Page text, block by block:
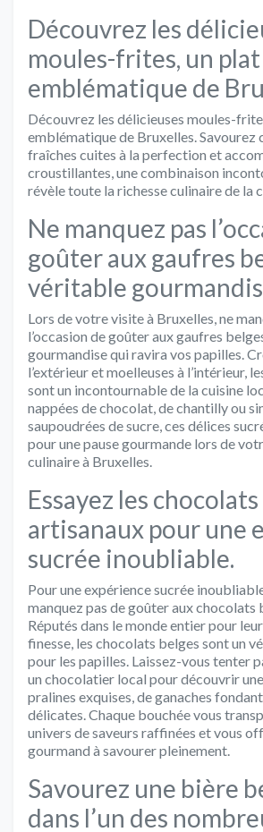
Découvrez les
moules-frites, un plat
emblématique de
Découvrez les délicieuses moules-
emblématique de Bruxelles. Savourez
fraîches cuites à la perfection et
croustillantes, une combinaison
révèle toute la richesse culinaire de la
Ne manquez pas
goûter aux gaufres
véritable
Lors de votre visite à Bruxelles, ne
l’occasion de goûter aux gaufres
gourmandise qui ravira vos papilles.
l’extérieur et moelleuses à l’intérieur,
sont un incontournable de la cuisine
nappées de chocolat, de chantilly ou
saupoudrées de sucre, ces délices
pour une pause gourmande lors de
culinaire à Bruxelles.
Essayez les
artisanaux pour une
sucrée inoubliable.
Pour une expérience sucrée
manquez pas de goûter aux chocolats
Réputés dans le monde entier pour
finesse, les chocolats belges sont un
pour les papilles. Laissez-vous tenter
un chocolatier local pour découvrir
pralines exquises, de ganaches
délicates. Chaque bouchée vous
univers de saveurs raffinées et vous
gourmand à savourer pleinement.
Savourez une bière
dans l’un des